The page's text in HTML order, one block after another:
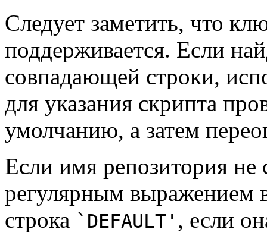
Следует заметить, что
поддерживается. Если
совпадающей строки,
для указания скрипта
умолчанию, а затем
Если имя репозитория не
регулярным выражением
строка `DEFAULT' , если